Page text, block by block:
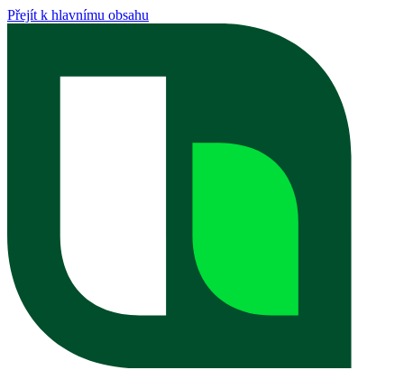
Přejít k hlavnímu obsahu